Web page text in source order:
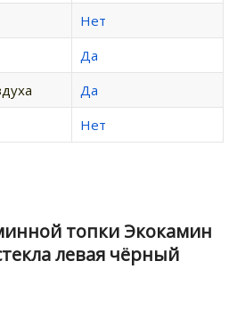
Нет
Да
Да
Нет
топки Экокамин
левая чёрный